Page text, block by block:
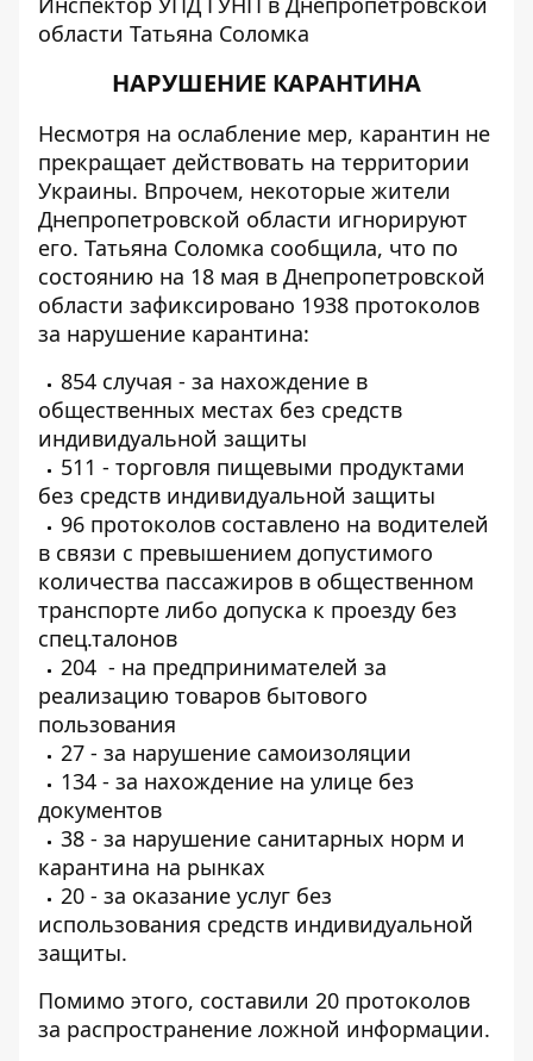
области Татьяна Соломка
НАРУШЕНИЕ КАРАНТИНА
Несмотря на ослабление мер, карантин не
прекращает действовать на территории
Украины. Впрочем, некоторые жители
Днепропетровской области игнорируют
его. Татьяна Соломка сообщила, что по
состоянию на 18 мая в Днепропетровской
области зафиксировано 1938 протоколов
за нарушение карантина:
854 случая - за нахождение в
общественных местах без средств
индивидуальной защиты
511 - торговля пищевыми продуктами
без средств индивидуальной защиты
96 протоколов составлено на водителей
в связи с превышением допустимого
количества пассажиров в общественном
транспорте либо допуска к проезду без
спец.талонов
204 - на предпринимателей за
реализацию товаров бытового
пользования
27 - за нарушение самоизоляции
134 - за нахождение на улице без
документов
38 - за нарушение санитарных норм и
карантина на рынках
20 - за оказание услуг без
использования средств индивидуальной
защиты.
Помимо этого, составили 20 протоколов
за распространение ложной информации.